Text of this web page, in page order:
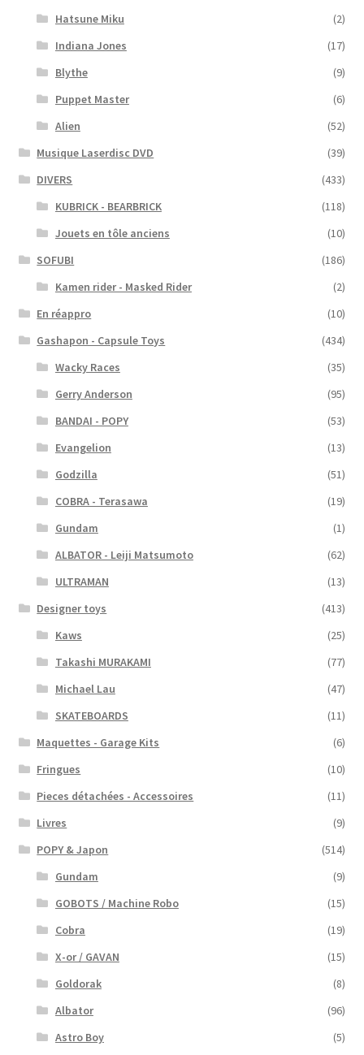
Hatsune Miku
(2)
Indiana Jones
(17)
Blythe
(9)
Puppet Master
(6)
Alien
(52)
Musique Laserdisc DVD
(39)
DIVERS
(433)
KUBRICK - BEARBRICK
(118)
Jouets en tôle anciens
(10)
SOFUBI
(186)
Kamen rider - Masked Rider
(2)
En réappro
(10)
Gashapon - Capsule Toys
(434)
Wacky Races
(35)
Gerry Anderson
(95)
BANDAI - POPY
(53)
Evangelion
(13)
Godzilla
(51)
COBRA - Terasawa
(19)
Gundam
(1)
ALBATOR - Leiji Matsumoto
(62)
ULTRAMAN
(13)
Designer toys
(413)
Kaws
(25)
Takashi MURAKAMI
(77)
Michael Lau
(47)
SKATEBOARDS
(11)
Maquettes - Garage Kits
(6)
Fringues
(10)
Pieces détachées - Accessoires
(11)
Livres
(9)
POPY & Japon
(514)
Gundam
(9)
GOBOTS / Machine Robo
(15)
Cobra
(19)
X-or / GAVAN
(15)
Goldorak
(8)
Albator
(96)
Astro Boy
(5)